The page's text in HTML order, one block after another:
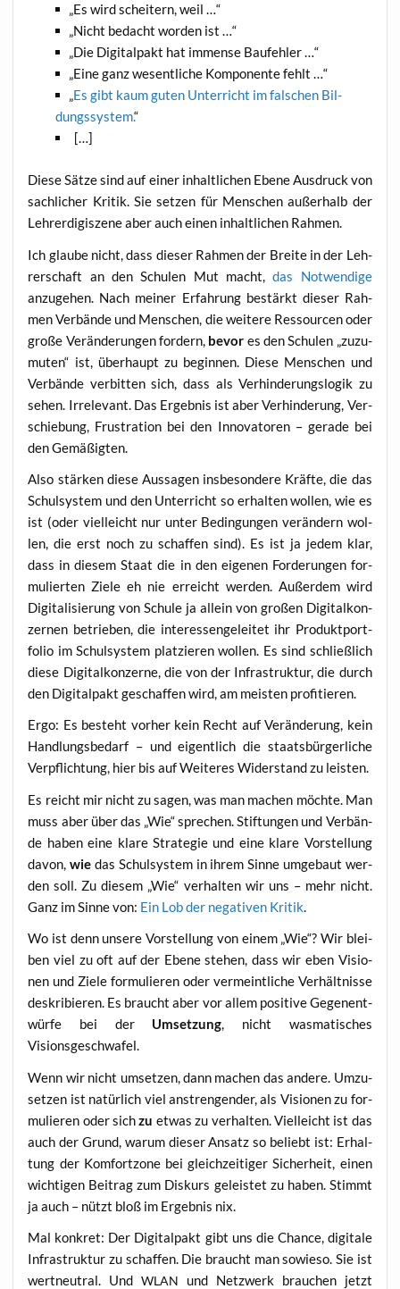
„Es wird schei­tern, weil …“
„Nicht bedacht wor­den ist …“
„Die Digi­tal­pakt hat immense Baufehler …“
„Eine ganz wesent­li­che Kom­po­nen­te fehlt …“
„Es gibt kaum guten Unter­richt im fal­schen Bil­
dungs­sys­tem.“
[…]
Die­se Sät­ze sind auf einer inhalt­li­chen Ebe­ne Aus­druck von
sach­li­cher Kri­tik. Sie set­zen für Men­schen außer­halb der
Leh­rer­di­gi­sze­ne aber auch einen inhalt­li­chen Rahmen.
Ich glau­be nicht, dass die­ser Rah­men der Brei­te in der Leh­
rer­schaft an den Schu­len Mut macht,das Not­wen­di­ge
anzu­ge­hen. Nach mei­ner Erfah­rung bestärkt die­ser Rah­
men Ver­bän­de und Men­schen, die wei­te­re Res­sour­cen oder
gro­ße Ver­än­de­run­gen for­dern, bevor es den Schu­len „zuzu­
mu­ten“ ist, über­haupt zu begin­nen. Die­se Men­schen und
Ver­bän­de ver­bit­ten sich, dass als Ver­hin­de­rungs­lo­gik zu
sehen. Irrele­vant. Das Ergeb­nis ist aber Ver­hin­de­rung, Ver­
schie­bung, Frus­tra­ti­on bei den Inno­va­to­ren – gera­de bei
den Gemäßigten.
Also stär­ken die­se Aus­sa­gen ins­be­son­de­re Kräf­te, die das
Schul­sys­tem und den Unter­richt so erhal­ten wol­len, wie es
ist (oder viel­leicht nur unter Bedin­gun­gen ver­än­dern wol­
len, die erst noch zu schaf­fen sind). Es ist ja jedem klar,
dass in die­sem Staat die in den eige­nen For­de­run­gen for­
mu­lier­ten Zie­le eh nie erreicht wer­den. Außer­dem wird
Digi­ta­li­sie­rung von Schu­le ja allein von gro­ßen Digi­tal­kon­
zer­nen betrie­ben, die inter­es­sen­ge­lei­tet ihr Pro­dukt­port­
fo­lio im Schul­sys­tem plat­zie­ren wol­len. Es sind schließ­lich
die­se Digi­tal­kon­zer­ne, die von der Infra­struk­tur, die durch
den Digi­tal­pakt geschaf­fen wird, am meis­ten profitieren.
Ergo: Es besteht vor­her kein Recht auf Ver­än­de­rung, kein
Hand­lungs­be­darf – und eigent­lich die staats­bür­ger­li­che
Ver­pflich­tung, hier bis auf Wei­te­res Wider­stand zu leisten.
Es reicht mir nicht zu sagen, was man machen möch­te. Man
muss aber über das „Wie“ spre­chen. Stif­tun­gen und Ver­bän­
de haben eine kla­re Stra­te­gie und eine kla­re Vor­stel­lung
davon, wie das Schul­sys­tem in ihrem Sin­ne umge­baut wer­
den soll. Zu die­sem „Wie“ ver­hal­ten wir uns – mehr nicht.
Ganz im Sin­ne von: Ein Lob der nega­ti­ven Kri­tik.
Wo ist denn unse­re Vor­stel­lung von einem „Wie“? Wir blei­
ben viel zu oft auf der Ebe­ne ste­hen, dass wir eben Visio­
nen und Zie­le for­mu­lie­ren oder ver­meint­li­che Ver­hält­nis­se
deskri­bie­ren. Es braucht aber vor allem posi­ti­ve Gegen­ent­
wür­fe bei der Umset­zung, nicht was­ma­ti­sches
Visionsgeschwafel.
Wenn wir nicht umset­zen, dann machen das ande­re. Umzu­
set­zen ist natür­lich viel anstren­gen­der, als Visio­nen zu for­
mu­lie­ren oder sichzu etwas zu ver­hal­ten. Viel­leicht ist das
auch der Grund, war­um die­ser Ansatz so beliebt ist: Erhal­
tung der Kom­fort­zo­ne bei gleich­zei­ti­ger Sicher­heit, einen
wich­ti­gen Bei­trag zum Dis­kurs geleis­tet zu haben. Stimmt
ja auch – nützt bloß im Ergeb­nis nix.
Mal kon­kret: Der Digi­tal­pakt gibt uns die Chan­ce, digi­ta­le
Infra­struk­tur zu schaf­fen. Die braucht man sowie­so. Sie ist
wert­neu­tral. UndWLAN und Netz­werk brau­chen jetzt